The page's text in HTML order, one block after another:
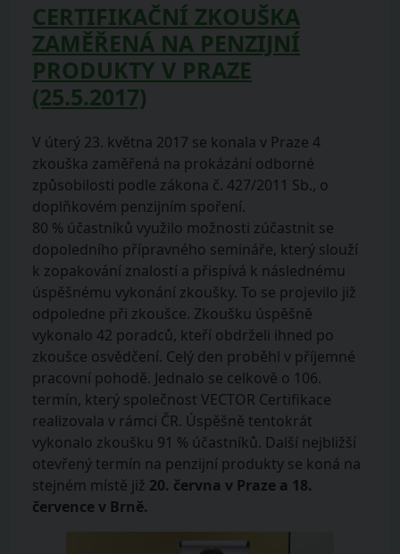
CERTIFIKAČNÍ ZKOUŠKA
ZAMĚŘENÁ NA PENZIJNÍ
PRODUKTY V PRAZE
(25.5.2017)
V úterý 23. května 2017 se konala v Praze 4
zkouška zaměřená na prokázání odborné
způsobilosti podle zákona č. 427/2011 Sb., o
doplňkovém penzijním spoření.
80 % účastníků využilo možnosti zúčastnit se
dopoledního přípravného semináře, který slouží
k zopakování znalostí a přispívá k následnému
úspěšnému vykonání zkoušky. To se projevilo již
odpoledne při zkoušce. Zkoušku úspěšně
vykonalo 42 poradců, kteří obdrželi ihned po
zkoušce osvědčení. Celý den proběhl v příjemné
pracovní pohodě. Jednalo se celkově o 106.
termín, který společnost VECTOR Certifikace
realizovala v rámci ČR. Úspěšně tentokrát
vykonalo zkoušku 91 % účastníků. Další nejbližší
otevřený termín na penzijní produkty se koná na
stejném místě již 20. června v Praze a 18.
července v Brně.